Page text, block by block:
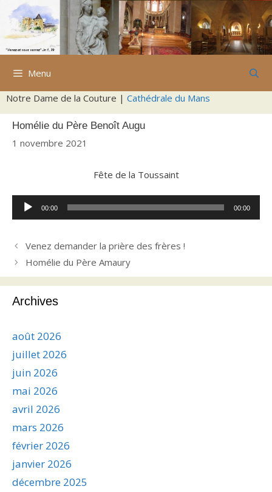
Aller
contenu
Menu
Notre Dame de la Couture | Cathédrale du Mans
Homélie du Père Benoît Augu
1 novembre 2021
Fête de la Toussaint
Lecteur
audio
00:00 00:00
Venez demander la prière des frères !
Homélie du Père Amaury
Archives
août 2026
juillet 2026
juin 2026
mai 2026
avril 2026
mars 2026
février 2026
janvier 2026
décembre 2025